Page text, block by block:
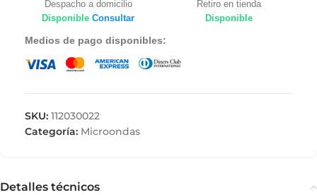
Despacho a domicilio
Disponible Consultar
Retiro en tienda
Disponible
Medios de pago disponibles:
SKU: 112030022
Categoría: Microondas
Detalles técnicos